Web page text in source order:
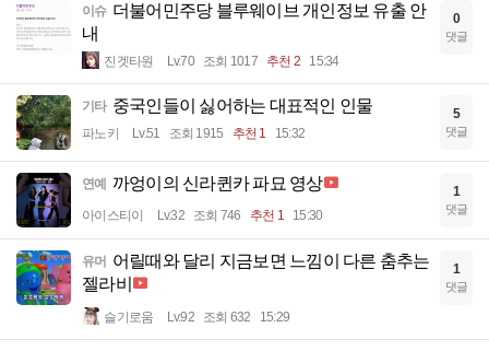
이슈 더불어민주당 블루웨이브 개인정보 유출 안
내
진겟타원 Lv.70 조회 1017 추천 2 15:34
0
댓글
기타 중국인들이 싫어하는 대표적인 인물
파노키 Lv.51 조회 1915 추천 1 15:32
5
댓글
연예 까엉이의 신라퀸카 파묘 영상
아이스티이 Lv.32 조회 746 추천 1 15:30
1
댓글
유머 어릴때와 달리 지금보면 느낌이 다른 춤추는
젤라비
슬기로움 Lv.92 조회 632 15:29
1
댓글